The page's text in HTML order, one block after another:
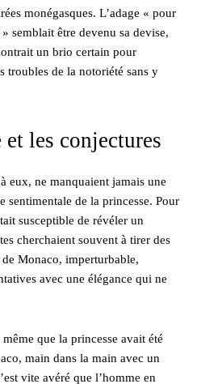
monégasques. L’adage « pour
semblait être devenu sa devise,
un brio certain pour
troubles de la notoriété sans y
les conjectures
eux, ne manquaient jamais une
sentimentale de la princesse. Pour
susceptible de révéler un
cherchaient souvent à tirer des
Monaco, imperturbable,
avec une élégance qui ne
que la princesse avait été
main dans la main avec un
vite avéré que l’homme en